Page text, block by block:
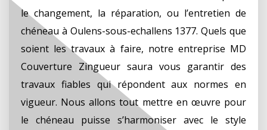
le changement, la réparation, ou l’entretien de
chéneau à Oulens-sous-echallens 1377. Quels que
soient les travaux à faire, notre entreprise MD
Couverture Zingueur saura vous garantir des
travaux fiables qui répondent aux normes en
vigueur. Nous allons tout mettre en œuvre pour
le chéneau puisse s’harmoniser avec le style